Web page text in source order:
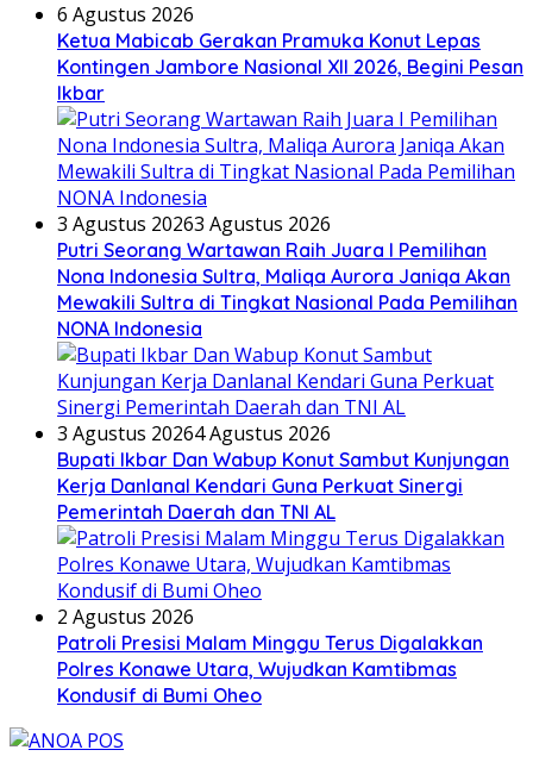
6 Agustus 2026
Ketua Mabicab Gerakan Pramuka Konut Lepas
Kontingen Jambore Nasional XII 2026, Begini Pesan
Ikbar
3 Agustus 20263 Agustus 2026
Putri Seorang Wartawan ‎Raih Juara I Pemilihan
Nona Indonesia Sultra, Maliqa Aurora Janiqa Akan
Mewakili Sultra di Tingkat Nasional Pada Pemilihan
NONA Indonesia
3 Agustus 20264 Agustus 2026
Bupati Ikbar Dan Wabup Konut Sambut Kunjungan
Kerja Danlanal Kendari Guna Perkuat Sinergi
Pemerintah Daerah dan TNI AL
2 Agustus 2026
Patroli Presisi Malam Minggu Terus Digalakkan
Polres Konawe Utara, Wujudkan Kamtibmas
Kondusif di Bumi Oheo